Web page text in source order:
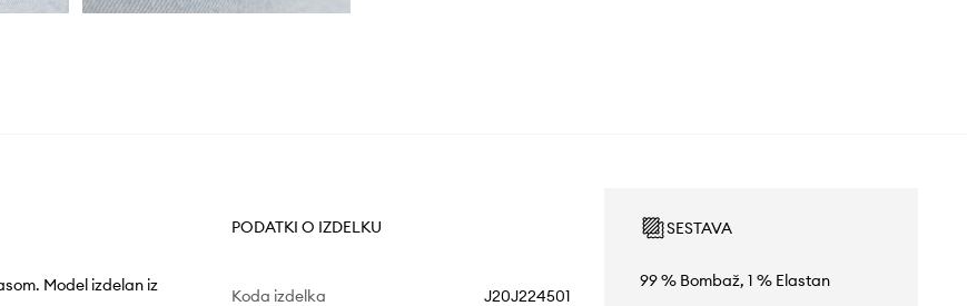
Model izdelan iz
PODATKI O IZDELKU
Koda izdelka J20J224501
SESTAVA
99 % Bombaž, 1 % Elastan